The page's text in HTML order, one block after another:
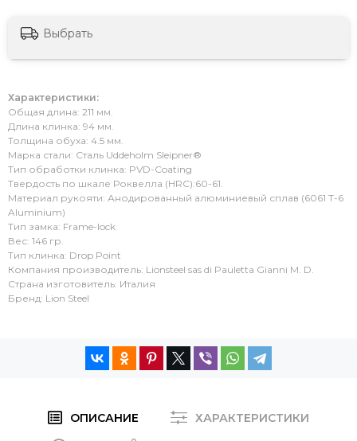
Выбрать
Характеристики:
Общая длина: 211 мм.
Длина клинка: 94 мм.
Толщина обуха: 4.5 мм.
Марка стали: Сталь Uddeholm Sleipner®
Тип обработки клинка: PVD-Coating
Твердость по шкале Роквелла (HRC):60-61.
Материал рукояти: Анодированный алюминиевый сплав (6061 T-6
Aluminium)
Тип замка: Frame-lock
Вес: 146 гр.
Тип клинка: Drop Point
Компания производитель: Lionsteel sas di Pauletta Gianni M. D.
Страна изготовитель: Италия
Бренд: Lion Steel
ОПИСАНИЕ
ХАРАКТЕРИСТИКИ